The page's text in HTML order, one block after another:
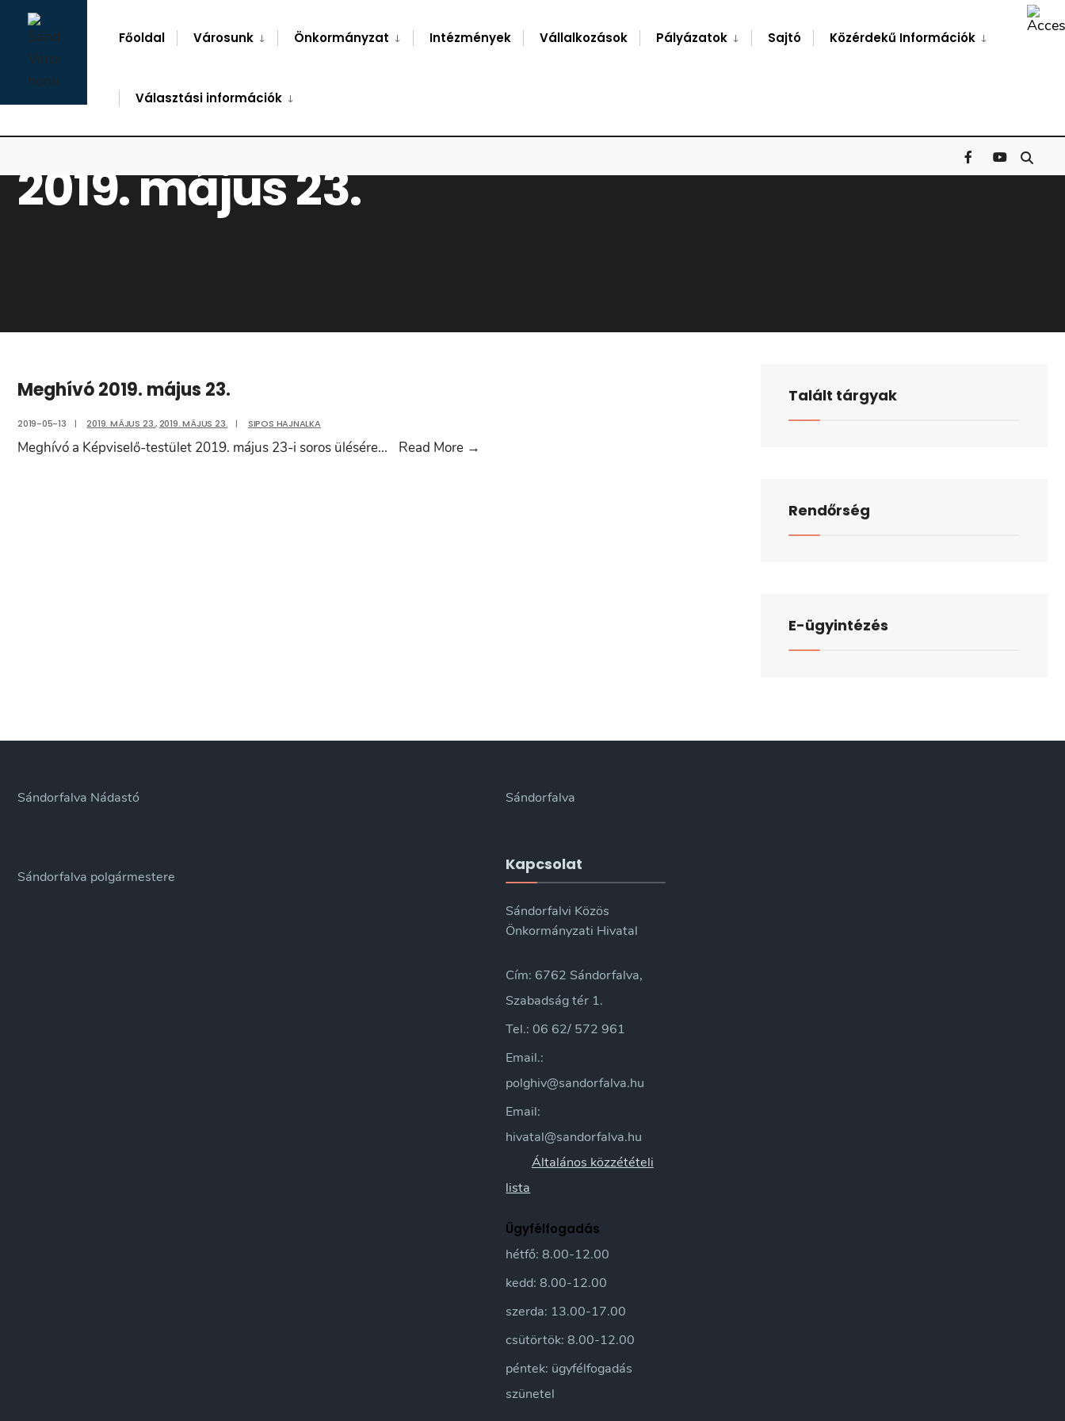
Skip
content
Főoldal Városunk Önkormányzat Intézmények Vállalkozások Pályázatok Sajtó Közérdekű Információk
Választási információk
2019. május 23.
Meghívó 2019. május 23.
2019-05-13 | 2019. MÁJUS 23.,2019. MÁJUS 23. | SIPOS HAJNALKA
Meghívó a Képviselő-testület 2019. május 23-i soros ülésére... Read More →
Talált tárgyak
Rendőrség
E-ügyintézés
Sándorfalva Nádastó
Sándorfalva polgármestere
Sándorfalva
Kapcsolat
Sándorfalvi Közös
Önkormányzati Hivatal
Cím: 6762 Sándorfalva,
Szabadság tér 1.
Tel.: 06 62/ 572 961
Email.:
polghiv@sandorfalva.hu
Email:
hivatal@sandorfalva.hu
Általános közzétételi
lista
Ügyfélfogadás
hétfő: 8.00-12.00
kedd: 8.00-12.00
szerda: 13.00-17.00
csütörtök: 8.00-12.00
péntek: ügyfélfogadás
szünetel
Window